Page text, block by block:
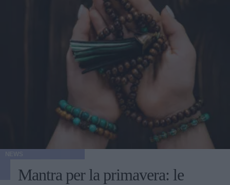
Mantra per la primavera: le